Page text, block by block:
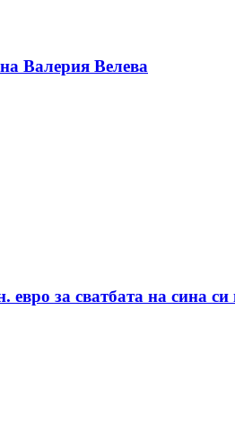
Валерия Велева
за сватбата на сина